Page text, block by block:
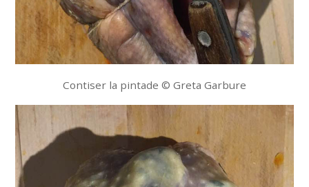
Contiser la pintade © Greta Garbure